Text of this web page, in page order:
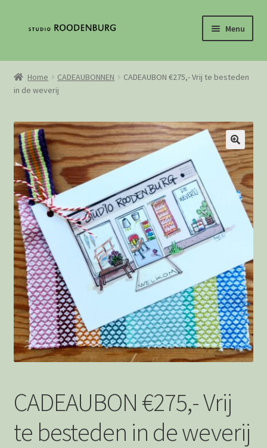
inhoud
Menu
Home
Contact
De geschiedenis van het weven
Mijn Account
Loguit
Webshop
Winkelwagen
Afrekenen
Bedankt
Wie is Jolanda
Home CADEAUBONNEN
CADEAUBON €275,- Vrij te besteden
in de weverij
CADEAUBON €275,- Vrij
te besteden in de weverij